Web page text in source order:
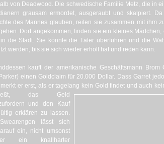
von Deadwood. Die schwedische Familie Metz, die in
grausam ermordet, ausgeraubt und skalpiert.
des Mannes glauben, reiten sie zusammen mit ihm
Dort angekommen, finden sie ein kleines
die Stadt. Sie könnte die Täter überführen und die
werden, bis sie sich wieder erholt hat und reden kann.
kauft der amerikanische Geschäftsmann
einen Goldclaim für 20.000 Dollar. Dass Garret
er erst, als er tagelang kein Gold findet und auch
das Geld
und den Kauf
erklären zu lassen.
lässt sich
ein, nicht umsonst
ein knallharter